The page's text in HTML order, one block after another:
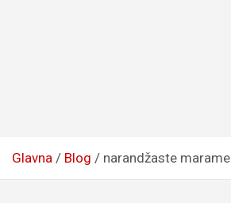
Glavna Blog narandžaste marame